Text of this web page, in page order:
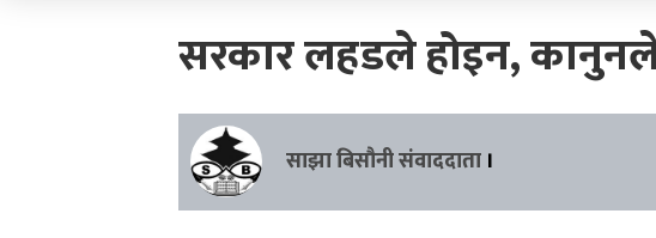
सरकार लहडले होइन,
साझा बिसौनी संवाददाता ।